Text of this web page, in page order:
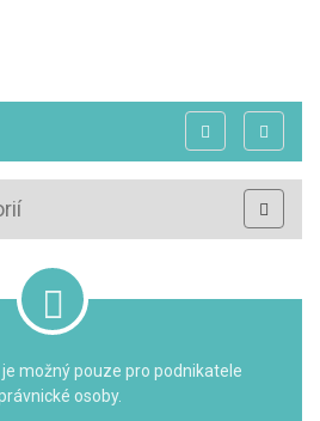
je možný pouze pro podnikatele
osoby.